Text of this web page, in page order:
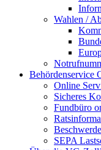
Wahlen /
Behördenservice
Online
Sicheres
Fundbüro
SEPA